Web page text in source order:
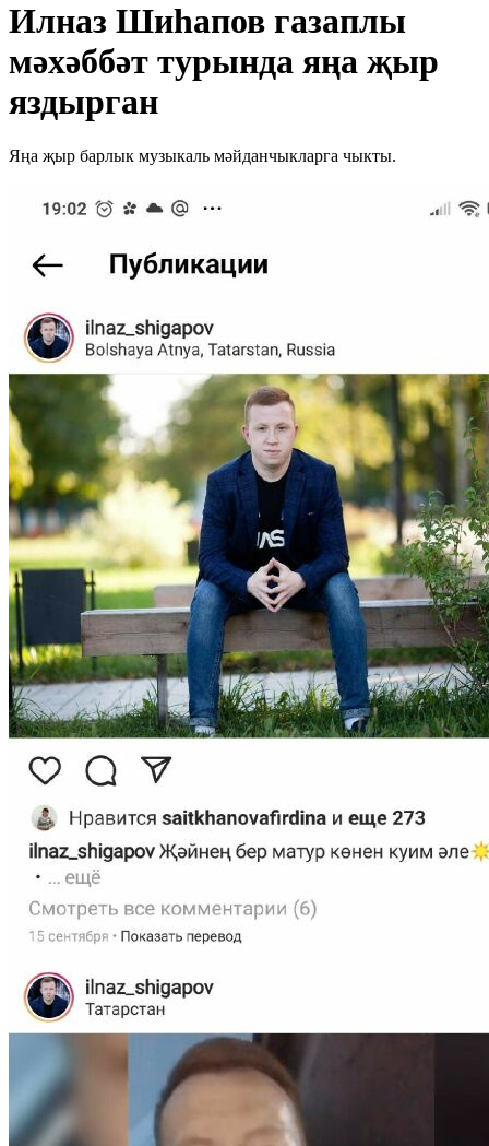
Илназ Шиһапов газаплы
мәхәббәт турында яңа җыр
яздырган
Яңа җыр барлык музыкаль мәйданчыкларга чыкты.